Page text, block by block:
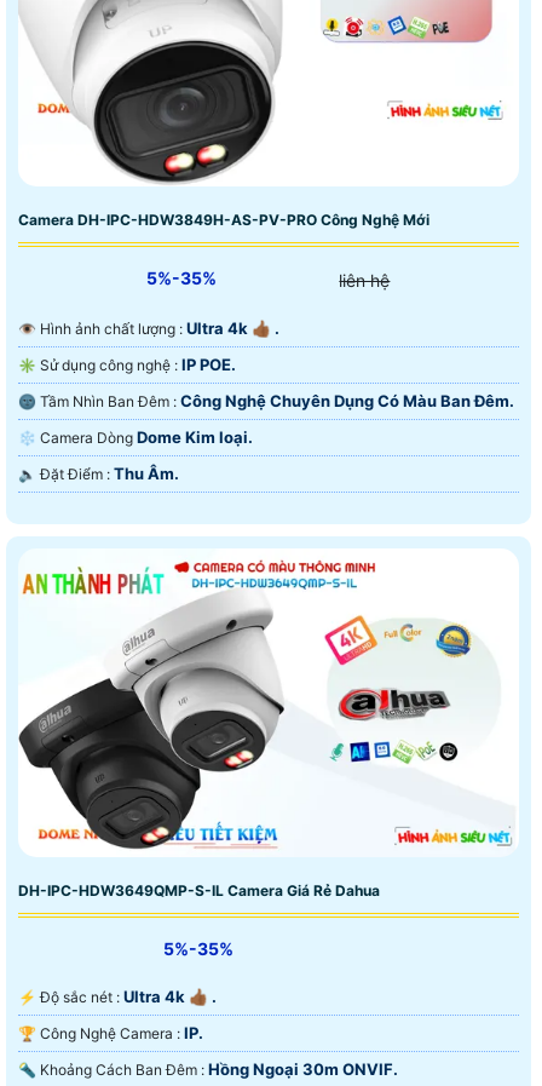
Camera DH-IPC-HDW3849H-AS-PV-PRO Công Nghệ Mới
5%-35% liên hệ
👁 Hình ảnh chất lượng : Ultra 4k 👍🏾 .
✳️ Sử dụng công nghệ : IP POE.
🌚 Tầm Nhìn Ban Đêm : Công Nghệ Chuyên Dụng Có Màu Ban Ðêm.
❄ Camera Dòng Dome Kim loại.
️🔈 Đặt Điểm : Thu Âm.
DH-IPC-HDW3649QMP-S-IL Camera Giá Rẻ Dahua
5%-35%
️⚡ Độ sắc nét : Ultra 4k 👍🏾 .
🏆 Công Nghệ Camera : IP.
🔦 Khoảng Cách Ban Đêm : Hồng Ngoại 30m ONVIF.